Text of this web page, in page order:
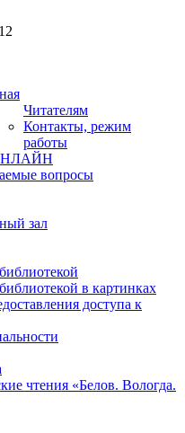
Читателям
Контакты, режим
работы
ОНЛАЙН
вопросы
зал
в картинках
доступа к
чтения «Белов. Вологда.